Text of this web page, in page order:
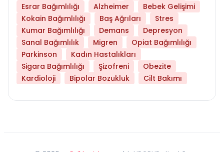
Esrar Bağımlılığı
Alzheimer
Bebek Gelişimi
Kokain Bağımlılığı
Baş Ağrıları
Stres
Kumar Bağımlılığı
Demans
Depresyon
Sanal Bağımlılık
Migren
Opiat Bağımlılığı
Parkinson
Kadın Hastalıkları
Sigara Bağımlılığı
Şizofreni
Obezite
Kardioloji
Bipolar Bozukluk Cilt Bakımı